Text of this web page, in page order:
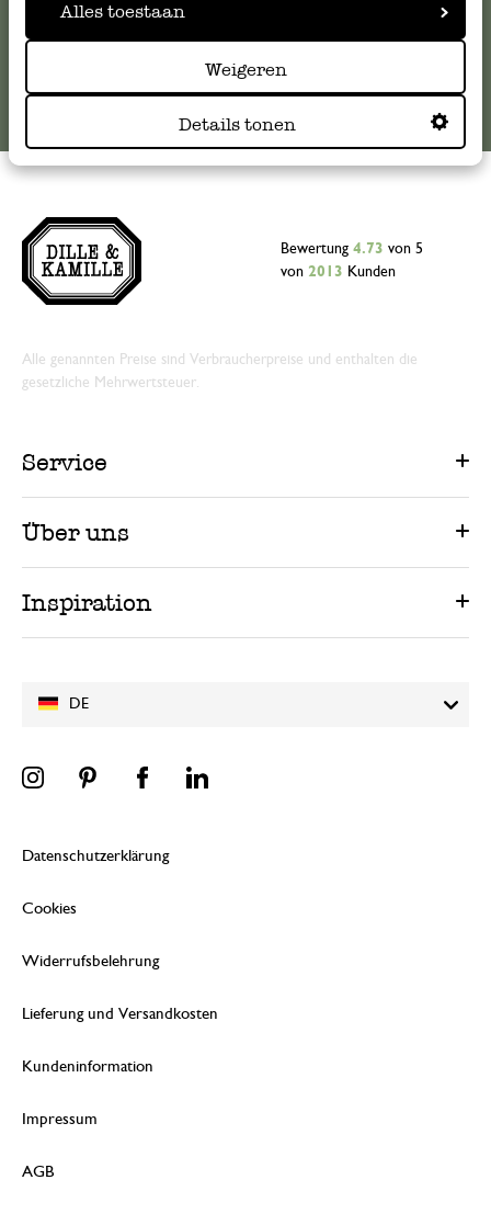
Alles toestaan
Weigeren
Details tonen
Online-Kundenservice
DE
Bewertung 4.73 von 5
von 2013 Kunden
Alle genannten Preise sind Verbraucherpreise und enthalten die
gesetzliche Mehrwertsteuer.
Service
Über uns
Inspiration
Datenschutzerklärung
Cookies
Widerrufsbelehrung
Lieferung und Versandkosten
Kundeninformation
Impressum
AGB